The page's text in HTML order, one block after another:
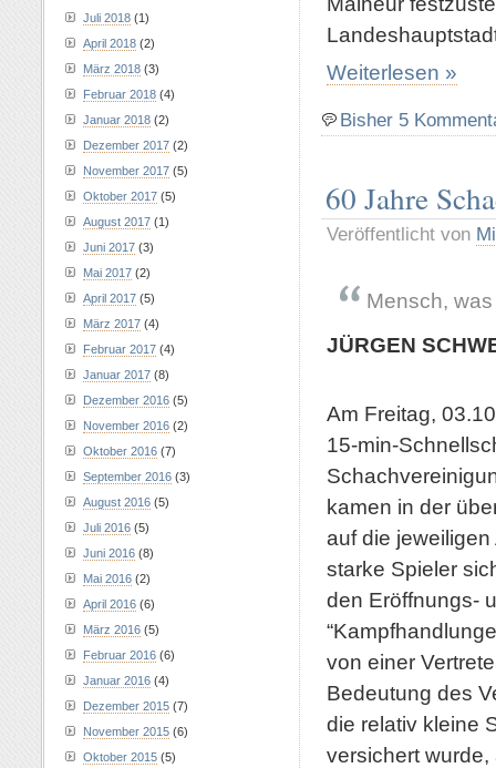
Weiterlesen »
Bisher 5
60 Jahre
Veröffentlicht von
Mensch,
JÜRGEN
Am Freitag,
15-min-
kamen in der
auf die
starke Spieler
den Eröffnungs-
von einer
Bedeutung des
die relativ kleine
versichert
Juli 2018 (1)
April 2018 (2)
März 2018 (3)
Februar 2018 (4)
Januar 2018 (2)
Dezember 2017 (2)
November 2017 (5)
Oktober 2017 (5)
August 2017 (1)
Juni 2017 (3)
Mai 2017 (2)
April 2017 (5)
März 2017 (4)
Februar 2017 (4)
Januar 2017 (8)
Dezember 2016 (5)
November 2016 (2)
Oktober 2016 (7)
September 2016 (3)
August 2016 (5)
Juli 2016 (5)
Juni 2016 (8)
Mai 2016 (2)
April 2016 (6)
März 2016 (5)
Februar 2016 (6)
Januar 2016 (4)
Dezember 2015 (7)
November 2015 (6)
Oktober 2015 (5)